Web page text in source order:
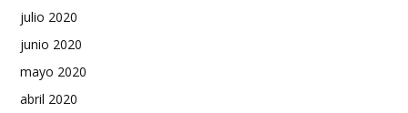
julio 2020
junio 2020
mayo 2020
abril 2020